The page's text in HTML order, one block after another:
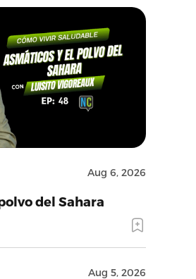
Aug 6, 2026
del Sahara
Aug 5, 2026